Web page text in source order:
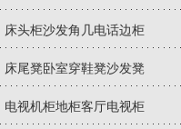
床头柜沙发角几电话边柜
床尾凳卧室穿鞋凳沙发凳
电视机柜地柜客厅电视柜